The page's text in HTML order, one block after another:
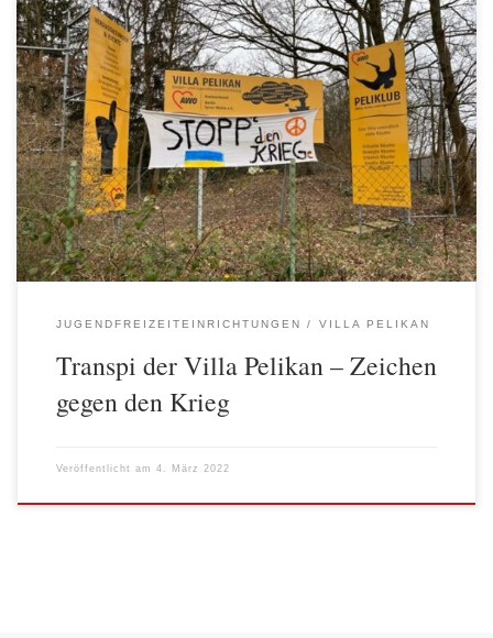
Das Team und die Kinder der Villa Pelikan setzen mit diesem
Plakat unser Zeichen gegen den Krieg in der Ukraine. Wir
wünschen uns ein friedliches und freundschaftliches Miteinander.
Wir rufen dazu auf: Stoppt den Krieg.
JUGENDFREIZEITEINRICHTUNGEN VILLA PELIKAN
Transpi der Villa Pelikan – Zeichen
gegen den Krieg
Veröffentlicht am 4. März 2022